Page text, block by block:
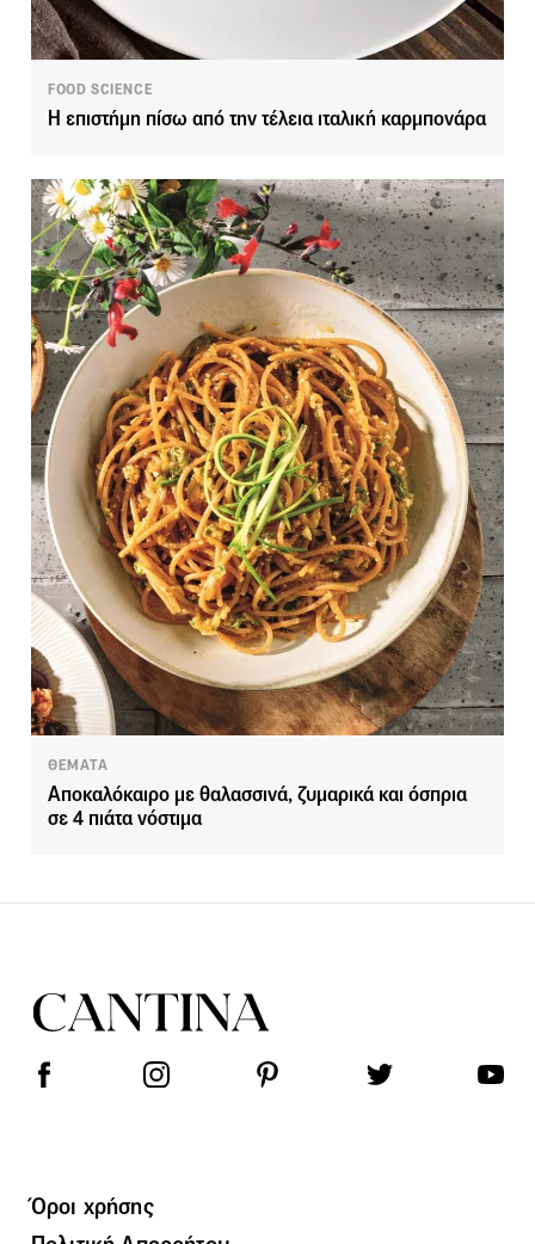
FOOD SCIENCE
Η επιστήμη πίσω από την τέλεια ιταλική καρμπονάρα
ΘΕΜΑΤΑ
Αποκαλόκαιρο με θαλασσινά, ζυμαρικά και όσπρια
σε 4 πιάτα νόστιμα
Όροι χρήσης